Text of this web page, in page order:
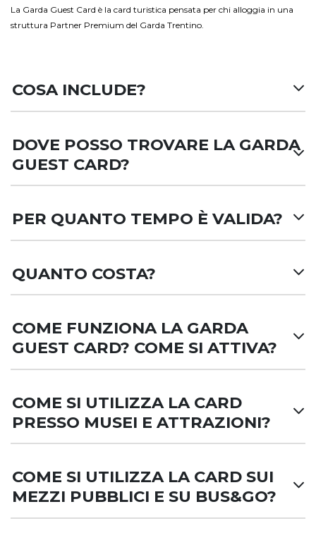
La Garda Guest Card è la card turistica pensata per chi alloggia in una
struttura Partner Premium del Garda Trentino.
COSA INCLUDE?
DOVE POSSO TROVARE LA GARDA
GUEST CARD?
PER QUANTO TEMPO È VALIDA?
QUANTO COSTA?
COME FUNZIONA LA GARDA
GUEST CARD? COME SI ATTIVA?
COME SI UTILIZZA LA CARD
PRESSO MUSEI E ATTRAZIONI?
COME SI UTILIZZA LA CARD SUI
MEZZI PUBBLICI E SU BUS&GO?